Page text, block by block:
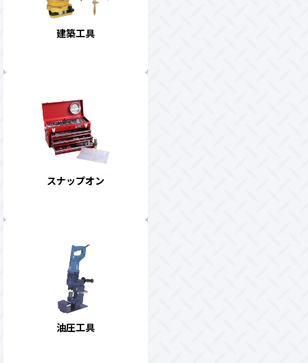
建築工具
スナップオン
油圧工具